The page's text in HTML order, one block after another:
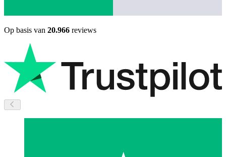
Op basis van 20.966 reviews